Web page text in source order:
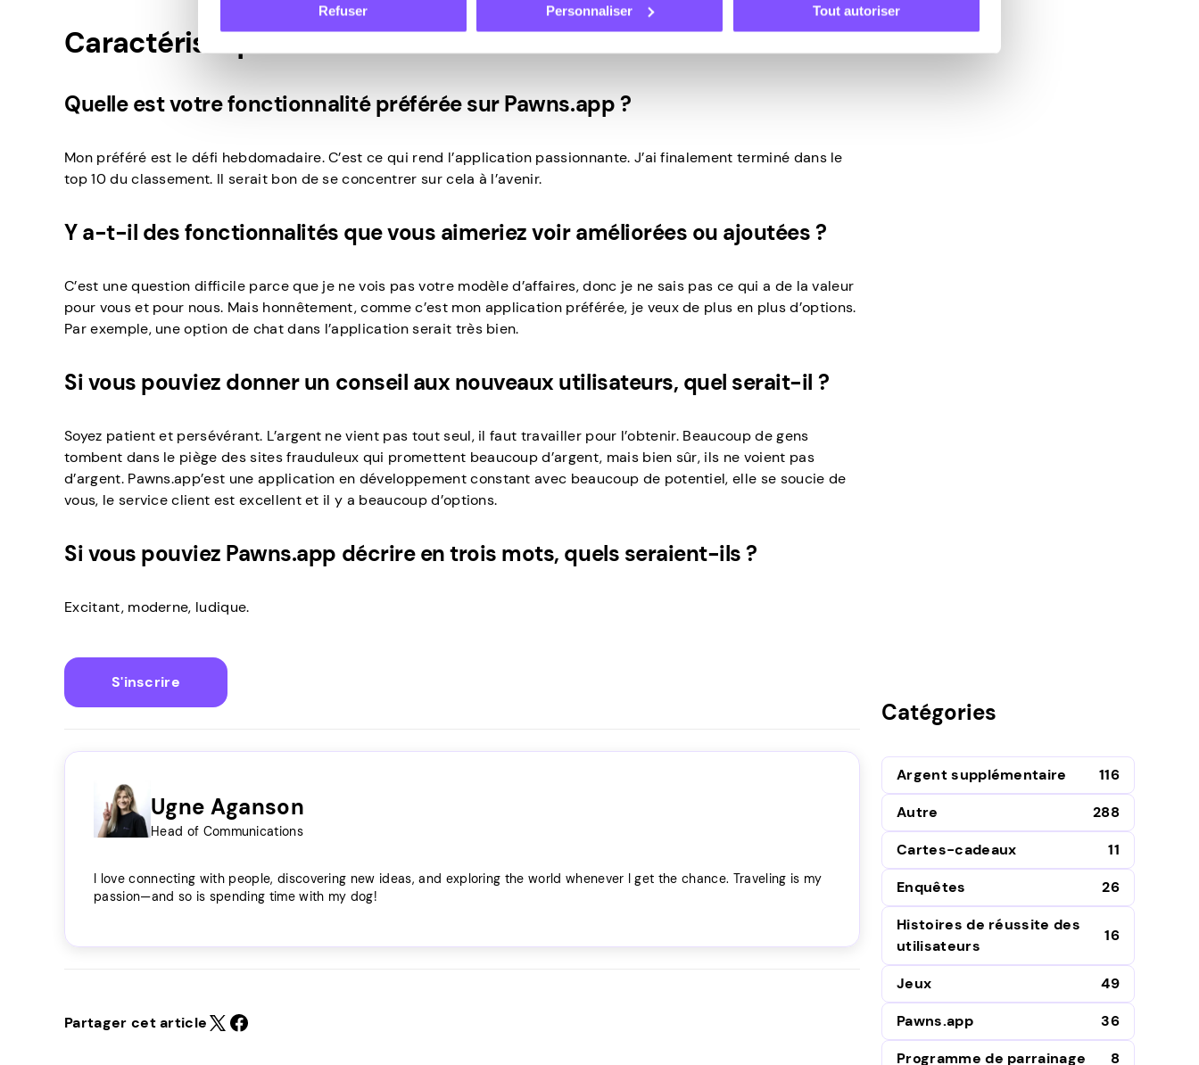
Refuser Personnaliser Tout autoriser
Caractéristiques et commentaires
Quelle est votre fonctionnalité préférée sur Pawns.app ?
Mon préféré est le défi hebdomadaire. C’est ce qui rend l’application passionnante. J’ai finalement terminé dans le
top 10 du classement. Il serait bon de se concentrer sur cela à l’avenir.
Y a-t-il des fonctionnalités que vous aimeriez voir améliorées ou ajoutées ?
C’est une question difficile parce que je ne vois pas votre modèle d’affaires, donc je ne sais pas ce qui a de la valeur
pour vous et pour nous. Mais honnêtement, comme c’est mon application préférée, je veux de plus en plus d’options.
Par exemple, une option de chat dans l’application serait très bien.
Si vous pouviez donner un conseil aux nouveaux utilisateurs, quel serait-il ?
Soyez patient et persévérant. L’argent ne vient pas tout seul, il faut travailler pour l’obtenir. Beaucoup de gens
tombent dans le piège des sites frauduleux qui promettent beaucoup d’argent, mais bien sûr, ils ne voient pas
d’argent. Pawns.app’est une application en développement constant avec beaucoup de potentiel, elle se soucie de
vous, le service client est excellent et il y a beaucoup d’options.
Si vous pouviez Pawns.app décrire en trois mots, quels seraient-ils ?
Excitant, moderne, ludique.
S'inscrire
Ugne Aganson
Head of Communications
I love connecting with people, discovering new ideas, and exploring the world whenever I get the chance. Traveling is my
passion—and so is spending time with my dog!
Partager cet article
Catégories
Argent supplémentaire
116
Autre
288
Cartes-cadeaux
11
Enquêtes
26
Histoires de réussite des
utilisateurs
16
Jeux
49
Pawns.app
36
Programme de parrainage
8